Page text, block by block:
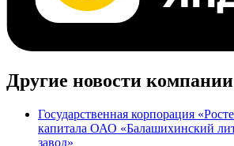
Другие новости компании